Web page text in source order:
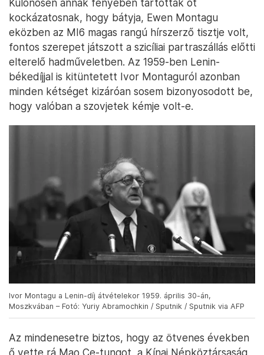
Különösen annak fényében tartották őt
kockázatosnak, hogy bátyja, Ewen Montagu
eközben az MI6 magas rangú hírszerző tisztje volt,
fontos szerepet játszott a szicíliai partraszállás előtti
elterelő hadműveletben. Az 1959-ben Lenin-
békedíjjal is kitüntetett Ivor Montaguról azonban
minden kétséget kizáróan sosem bizonyosodott be,
hogy valóban a szovjetek kémje volt-e.
Ivor Montagu a Lenin-díj átvételekor 1959. április 30-án,
Moszkvában – Fotó: Yuriy Abramochkin / Sputnik / Sputnik via AFP
Az mindenesetre biztos, hogy az ötvenes években
ő vette rá Mao Ce-tungot, a Kínai Népköztársaság